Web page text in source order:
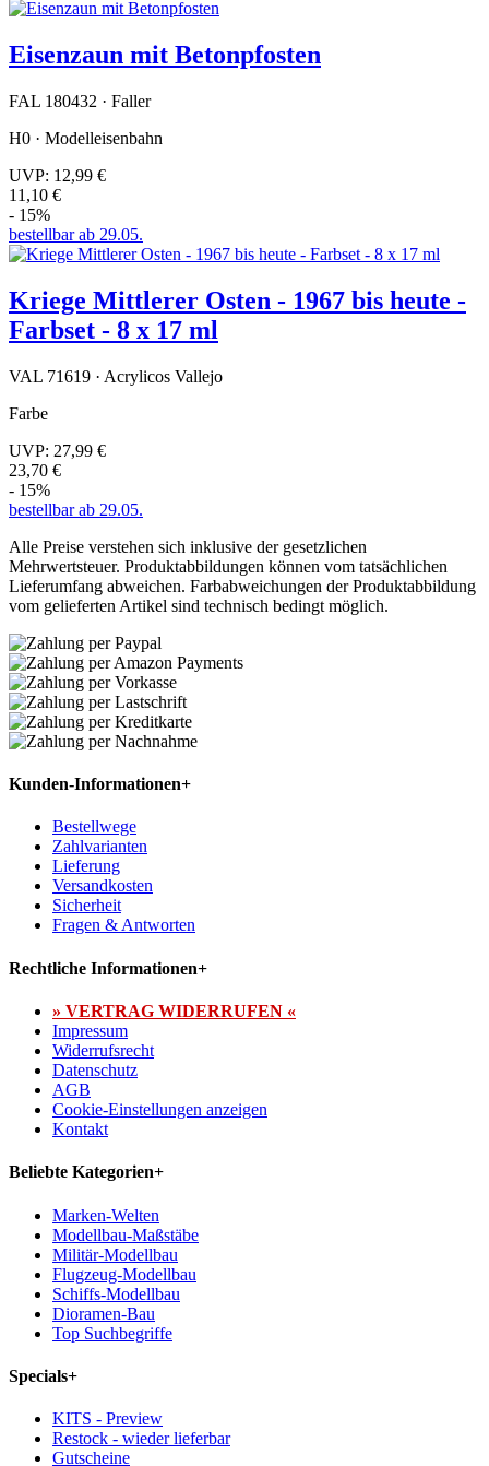
Eisenzaun mit Betonpfosten
FAL 180432 · Faller
H0 · Modelleisenbahn
UVP: 12,99 €
11,10 €
- 15%
bestellbar ab 29.05.
Kriege Mittlerer Osten - 1967 bis heute -
Farbset - 8 x 17 ml
VAL 71619 · Acrylicos Vallejo
Farbe
UVP: 27,99 €
23,70 €
- 15%
bestellbar ab 29.05.
Alle Preise verstehen sich inklusive der gesetzlichen
Mehrwertsteuer. Produktabbildungen können vom tatsächlichen
Lieferumfang abweichen. Farbabweichungen der Produktabbildung
vom gelieferten Artikel sind technisch bedingt möglich.
Kunden-Informationen+
Bestellwege
Zahlvarianten
Lieferung
Versandkosten
Sicherheit
Fragen & Antworten
Rechtliche Informationen+
» VERTRAG WIDERRUFEN «
Impressum
Widerrufsrecht
Datenschutz
AGB
Cookie-Einstellungen anzeigen
Kontakt
Beliebte Kategorien+
Marken-Welten
Modellbau-Maßstäbe
Militär-Modellbau
Flugzeug-Modellbau
Schiffs-Modellbau
Dioramen-Bau
Top Suchbegriffe
Specials+
KITS - Preview
Restock - wieder lieferbar
Gutscheine